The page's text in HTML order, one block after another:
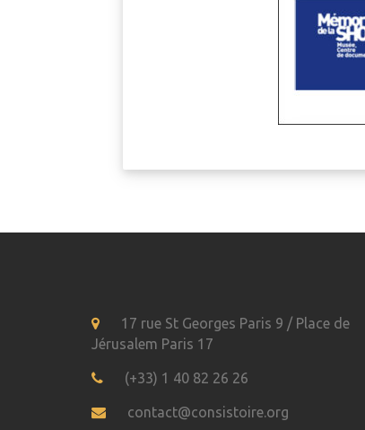
17 rue St Georges Paris 9 / Place de
Jérusalem Paris 17
(+33) 1 40 82 26 26
contact@consistoire.org